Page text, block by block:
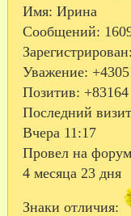
Имя: Ирина
Сообщений:
Зарегистрирован
Уважение:
Позитив: +83164
Последний
Вчера 11:17
Провел на
4 месяца 23 дня
Знаки отличия: